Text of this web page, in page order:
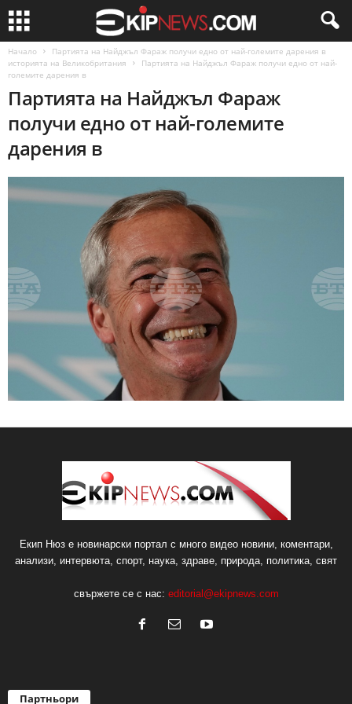
Начало
Партията на Найджъл Фараж получи едно от най-големите дарения в
историята на Великобритания
Партията на Найджъл Фараж получи едно от най-
големите дарения в
Партията на Найджъл Фараж
получи едно от най-големите
дарения в
Екип Нюз е новинарски портал с много видео новини, коментари,
анализи, интервюта, спорт, наука, здраве, природа, политика, свят
свържете се с нас: editorial@ekipnews.com
Партньори